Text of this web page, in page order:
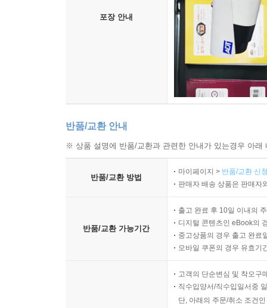
포장 안내
반품/교환 안내
※ 상품 설명에 반품/교환과 관련한 안내가 있는경우 아
반품/교환 방법
마이페이지 > 반품/교환 신
판매자 배송 상품은 판매자
반품/교환 가능기간
출고 완료 후 10일 이내의
디지털 콘텐츠인 eBook의
중고상품의 경우 출고 완료
모바일 쿠폰의 경우 유효기
고객의 단순변심 및 착오구
직수입양서/직수입일서중
단, 아래의 주문/취소 조건